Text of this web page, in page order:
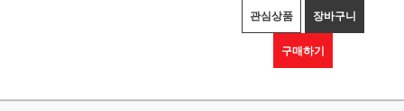
관심상품 장바구니
구매하기